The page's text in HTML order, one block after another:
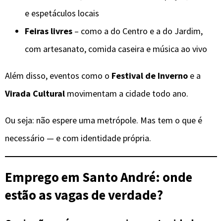
e espetáculos locais
Feiras livres – como a do Centro e a do Jardim,
com artesanato, comida caseira e música ao vivo
Além disso, eventos como o Festival de Inverno e a
Virada Cultural movimentam a cidade todo ano.
Ou seja: não espere uma metrópole. Mas tem o que é
necessário — e com identidade própria.
Emprego em Santo André: onde
estão as vagas de verdade?